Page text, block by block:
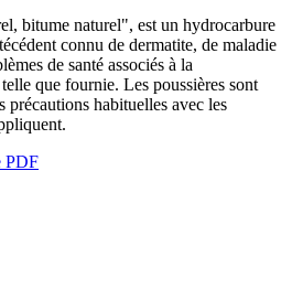
bitume naturel", est un hydrocarbure
connu de dermatite, de maladie
de santé associés à la
que fournie. Les poussières sont
précautions habituelles avec les
PDF